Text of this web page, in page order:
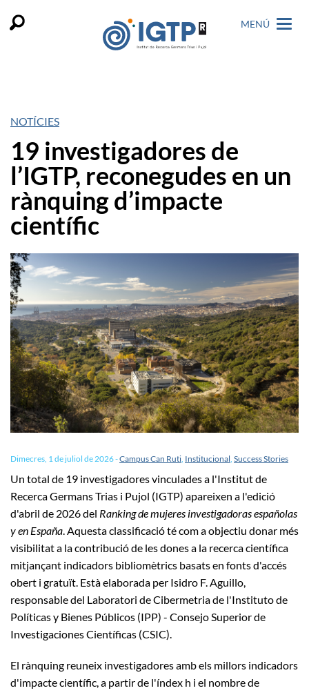
MENÚ
NOTÍCIES
19 investigadores de
l’IGTP, reconegudes en un
rànquing d’impacte
científic
Dimecres, 1 de juliol de 2026-Campus Can Ruti Institucional Success Stories
Un total de 19 investigadores vinculades a l'Institut de
Recerca Germans Trias i Pujol (IGTP) apareixen a l'edició
d'abril de 2026 del Ranking de mujeres investigadoras españolas
y en España . Aquesta classificació té com a objectiu donar més
visibilitat a la contribució de les dones a la recerca científica
mitjançant indicadors bibliomètrics basats en fonts d'accés
obert i gratuït. Està elaborada per Isidro F. Aguillo,
responsable del Laboratori de Cibermetria de l'Instituto de
Políticas y Bienes Públicos (IPP) - Consejo Superior de
Investigaciones Científicas (CSIC).
El rànquing reuneix investigadores amb els millors indicadors
d'impacte científic, a partir de l'índex h i el nombre de